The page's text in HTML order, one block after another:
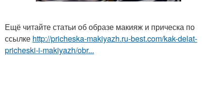
Ещё читайте статьи об образе макияж и прическа по
ссылке http://pricheska-makiyazh.ru-best.com/kak-delat-
pricheski-i-makiyazh/obr...